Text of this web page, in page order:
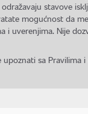
stavove
mogućnost da
i uverenjima. Nije
sa Pravilima